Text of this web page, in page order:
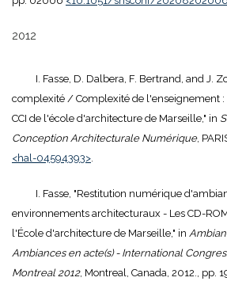
2012
I. Fasse, D. Dalbera, F. Bertrand, and J.
complexité / Complexité de l'enseignement :
CCI de l'école d'architecture de Marseille," in
Conception Architecturale Numérique,
<hal-04594393>
I. Fasse, "Restitution numérique
environnements architecturaux - Les CD-
l'École d'architecture de Marseille," in
Ambiances en acte(s) - International
Montreal 2012, Montreal, Canada, 2012., pp.